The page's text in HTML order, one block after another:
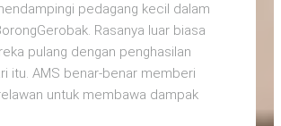
pedagang kecil dalam
Rasanya luar biasa
pulang dengan penghasilan
itu. AMS benar-benar memberi
untuk membawa dampak